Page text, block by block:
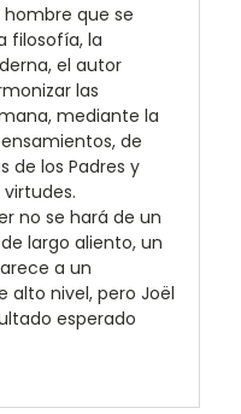
hombre que se
filosofía, la
el autor
las
mediante la
de
de los Padres y
no se hará de un
largo aliento, un
a un
nivel, pero Joël
esperado